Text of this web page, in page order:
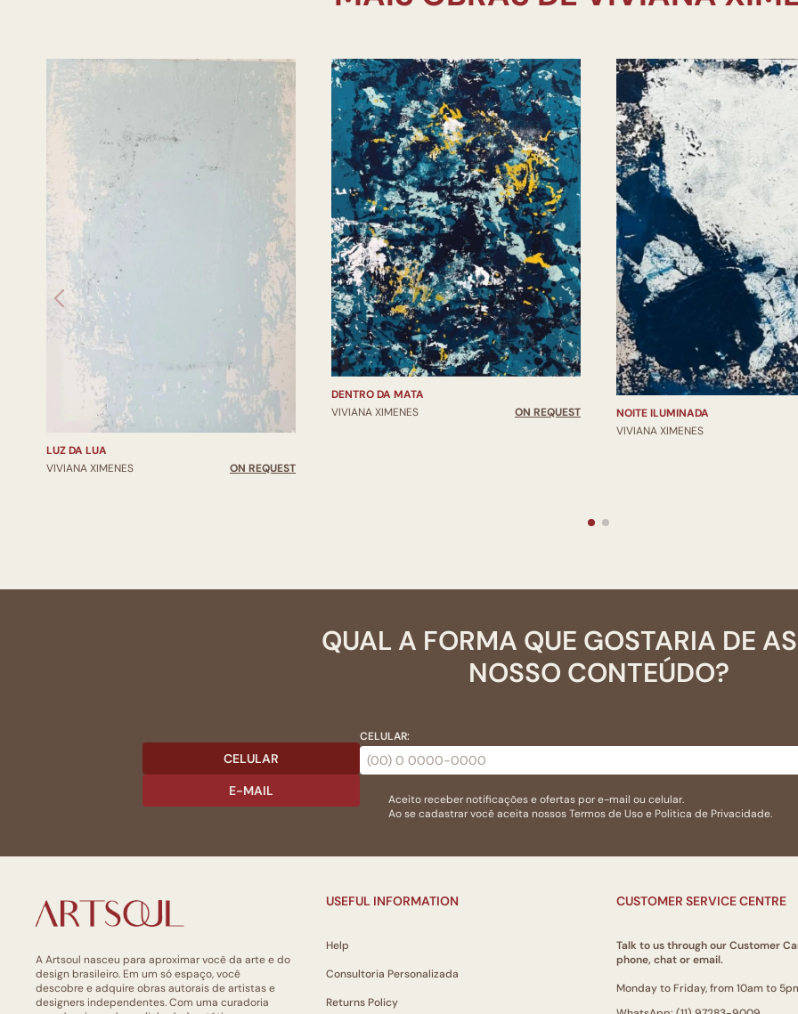
LUZ DA LUA
VIVIANA XIMENES
ON REQUEST
DENTRO DA MATA
VIVIANA XIMENES
ON REQUEST
NOITE ILUMINADA
VIVIANA XIMENES
QUAL A FORMA QUE GOSTARIA DE
NOSSO CONTEÚDO?
CELULAR
E-MAIL
CELULAR:
Aceito receber notificações e ofertas por e-mail ou celular.
Ao se cadastrar você aceita nossosTermos de Usoe Politica de Privacidade.
A Artsoul nasceu para aproximar você da arte e do
design brasileiro. Em um só espaço, você
descobre e adquire obras autorais de artistas e
designers independentes. Com uma curadoria
USEFUL INFORMATION
Help
Consultoria Personalizada
Returns Policy
CUSTOMER SERVICE CENTRE
Talk to us through our Customer
phone, chat or email.
Monday to Friday, from 10am to